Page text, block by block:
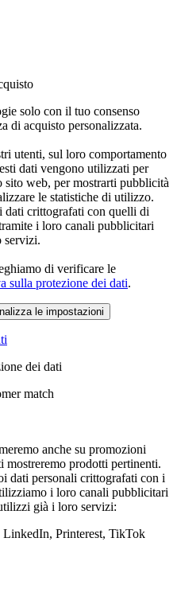
solo con il tuo consenso
di acquisto personalizzata.
utenti, sul loro comportamento
dati vengono utilizzati per
web, per mostrarti pubblicità
le statistiche di utilizzo.
dati crittografati con quelli di
i loro canali pubblicitari
servizi.
di verificare le
sulla protezione dei dati.
le impostazioni
dei dati
match
anche su promozioni
mostreremo prodotti pertinenti.
dati personali crittografati con i
i loro canali pubblicitari
già i loro servizi:
Printerest, TikTok